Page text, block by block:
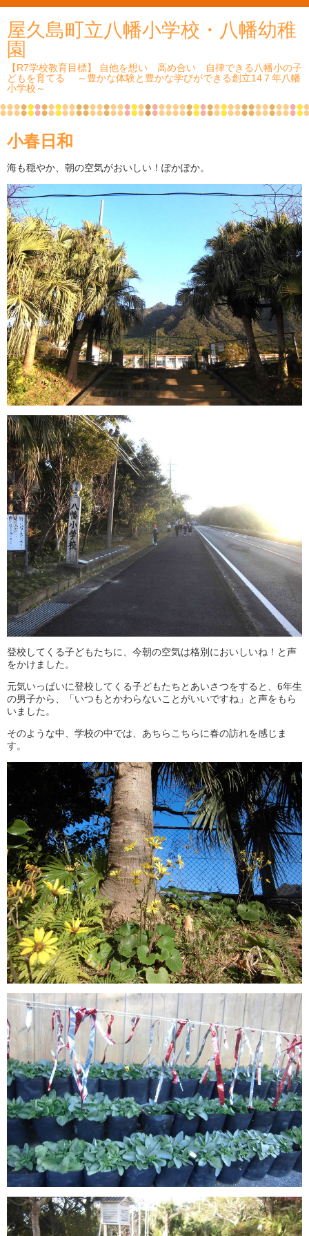
屋久島町立八幡小学校・八幡幼稚
園
【R7学校教育目標】 自他を想い 高め合い 自律できる八幡小の子
どもを育てる ～豊かな体験と豊かな学びができる創立14７年八幡
小学校～
小春日和
海も穏やか、朝の空気がおいしい！ぽかぽか。
登校してくる子どもたちに、今朝の空気は格別においしいね！と声
をかけました。
元気いっぱいに登校してくる子どもたちとあいさつをすると、6年生
の男子から、「いつもとかわらないことがいいですね」と声をもら
いました。
そのような中、学校の中では、あちらこちらに春の訪れを感じま
す。